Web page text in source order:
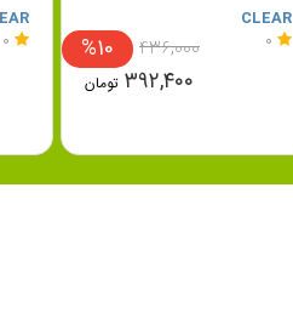
0
CLEAR
0
%10 ۴۳۶,۰۰۰
۳۹۲,۴۰۰ تومان